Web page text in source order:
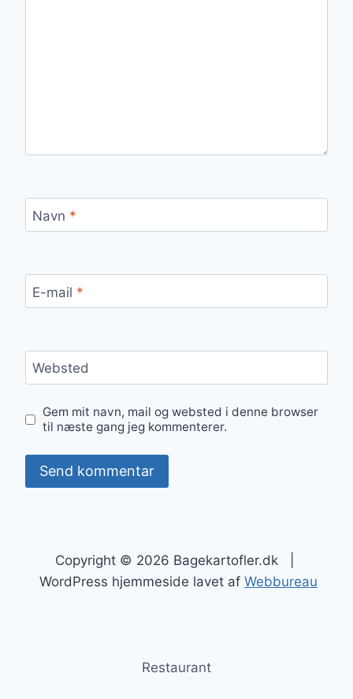
Navn *
E-mail *
Websted
Gem mit navn, mail og websted i denne browser
til næste gang jeg kommenterer.
Copyright © 2026 Bagekartofler.dk |
WordPress hjemmeside lavet af Webbureau
Restaurant